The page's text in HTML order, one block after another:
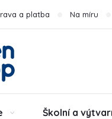
a platba Na míru
Školní a